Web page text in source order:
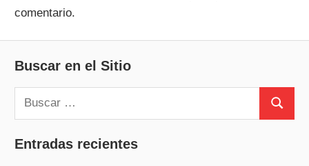
comentario.
Buscar en el Sitio
Buscar:
Buscar
Entradas recientes